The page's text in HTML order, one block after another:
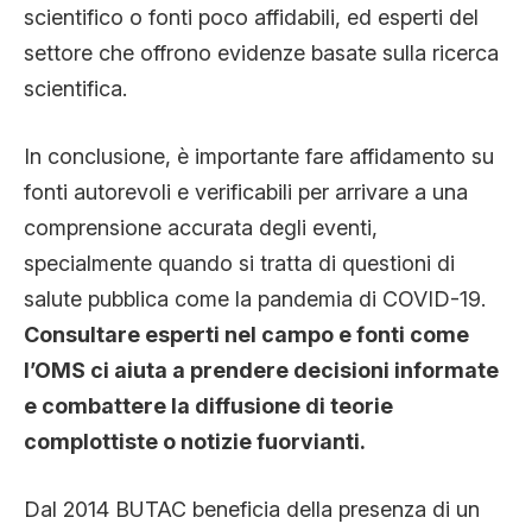
scientifico o fonti poco affidabili, ed esperti del
settore che offrono evidenze basate sulla ricerca
scientifica.
In conclusione, è importante fare affidamento su
fonti autorevoli e verificabili per arrivare a una
comprensione accurata degli eventi,
specialmente quando si tratta di questioni di
salute pubblica come la pandemia di COVID-19.
Consultare esperti nel campo e fonti come
l’OMS ci aiuta a prendere decisioni informate
e combattere la diffusione di teorie
complottiste o notizie fuorvianti.
Dal 2014 BUTAC beneficia della presenza di un